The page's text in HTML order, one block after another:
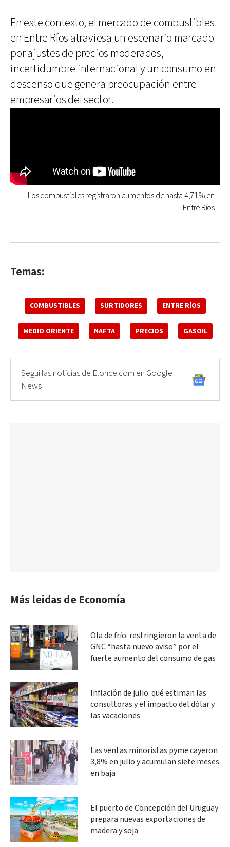
En este contexto, el mercado de combustibles
en Entre Ríos atraviesa un escenario marcado
por ajustes de precios moderados,
incertidumbre internacional y un consumo en
descenso que genera preocupación entre
empresarios del sector.
Los combustibles registraron aumentos de hasta 4,71% en
Entre Ríos
Temas:
COMBUSTIBLES SURTIDORES ENTRE RÍOS
MEDIO ORIENTE NAFTA PRECIOS GASOIL
Seguí las noticias de Elonce.com en Google
News
Más leidas de Economía
Ola de frío: restringieron la venta de
GNC “hasta nuevo aviso” por el
fuerte aumento del consumo de gas
Inflación de julio: qué estiman las
consultoras y el impacto del dólar y
las vacaciones
Las ventas minoristas pyme cayeron
3,8% en julio y acumulan siete meses
en baja
El puerto de Concepción del Uruguay
prepara nuevas exportaciones de
madera y soja